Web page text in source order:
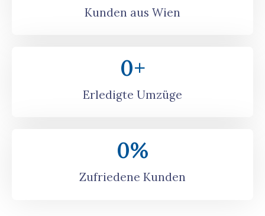
Kunden aus Wien
Erledigte Umzüge
0+
Zufriedene Kunden
0%